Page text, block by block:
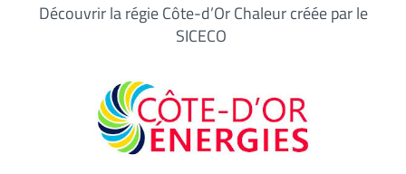
Découvrir la régie Côte-d’Or Chaleur créée par le
SICECO